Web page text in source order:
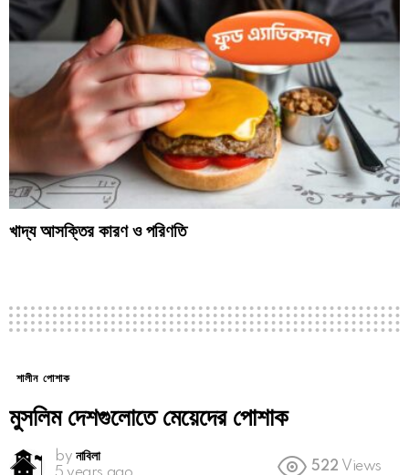
খাদ্য আসক্তির কারণ ও পরিণতি
শালীন পোশাক
মুসলিম দেশগুলোতে মেয়েদের পোশাক
by নাবিলা
522 Views